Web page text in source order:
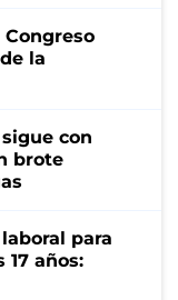
la
con
brote
para
17 años: